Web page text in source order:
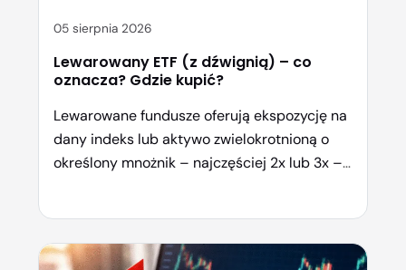
05 sierpnia 2026
Lewarowany ETF (z dźwignią) – co
oznacza? Gdzie kupić?
Lewarowane fundusze oferują ekspozycję na
dany indeks lub aktywo zwielokrotnioną o
określony mnożnik – najczęściej 2x lub 3x –
prawda? Zanim jednak rzucisz się na głęboką